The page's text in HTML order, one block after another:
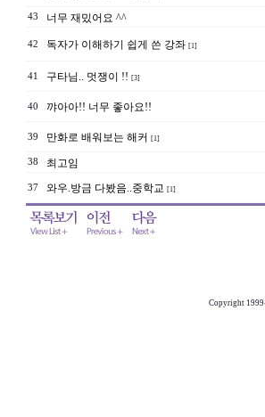
43 너무 재밌어요 ^^
42 독자가 이해하기 쉽게 쓴 강좌 [1]
41 구타님.. 멋쟁이 !! [3]
40 꺄아아!! 너무 좋아요!!
39 만화로 배워보는 해커 [1]
38 최고임
37 와우.방금 다봤음..중학교 [1]
Copyright